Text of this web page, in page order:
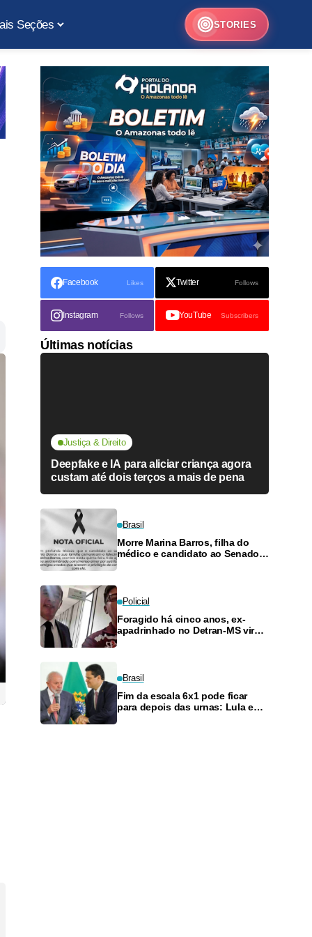
Seções STORIES
Facebook Likes Twitter Follows
Instagram Follows YouTube Subscribers
Últimas notícias
Justiça & Direito
Deepfake e IA para aliciar criança agora
custam até dois terços a mais de pena
Brasil
Morre Marina Barros, filha do
médico e candidato ao Senado
Policial
Foragido há cinco anos, ex-
apadrinhado no Detran-MS vira
Brasil
Fim da escala 6x1 pode ficar
para depois das urnas: Lula e